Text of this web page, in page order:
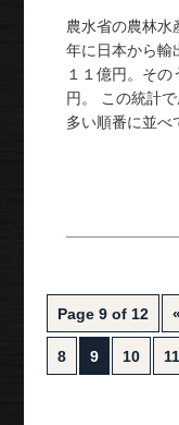
農水省の農林水
年に日本から輸
１１億円。そ
円。 この統計
多い順番に並
Page 9 of 12
8 9 10 11